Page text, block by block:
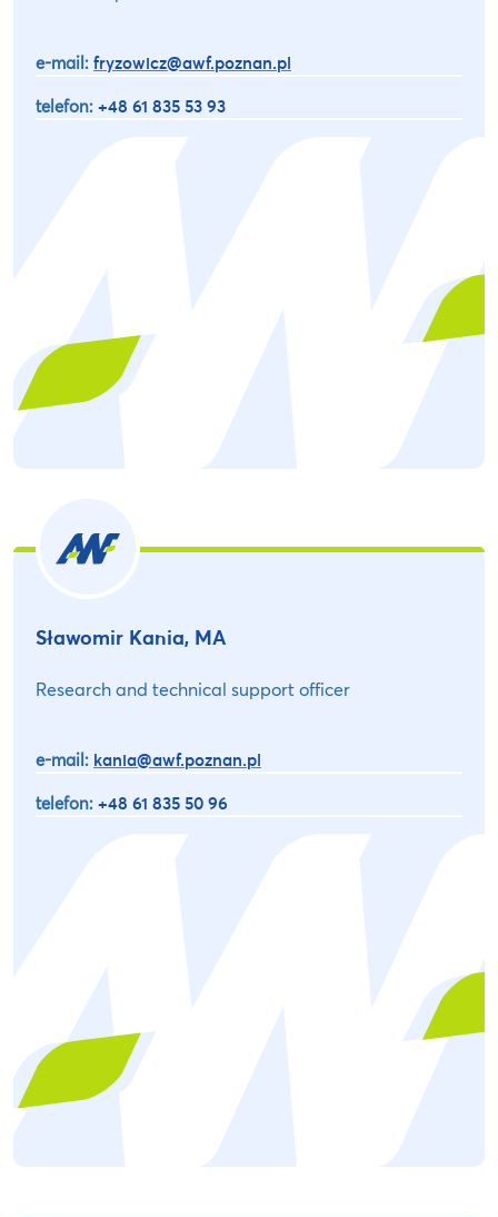
e-mail: fryzowicz@awf.poznan.pl
telefon: +48 61 835 53 93
Sławomir Kania, MA
Research and technical support officer
e-mail: kania@awf.poznan.pl
telefon: +48 61 835 50 96